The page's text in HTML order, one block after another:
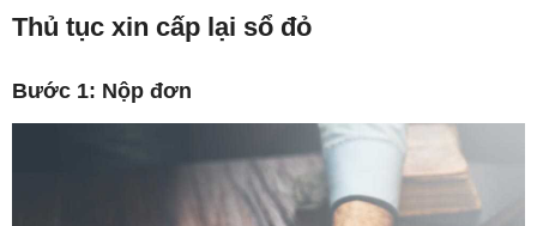
Thủ tục xin cấp lại sổ đỏ
Bước 1: Nộp đơn